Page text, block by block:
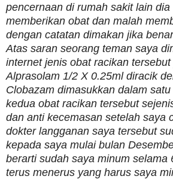
pencernaan di rumah sakit lain
memberikan obat dan malah
dengan catatan dimakan jika
Atas saran seorang teman saya
internet jenis obat racikan
Alprasolam 1/2 X 0.25ml diracik
Clobazam dimasukkan dalam
kedua obat racikan tersebut
dan anti kecemasan setelah saya
dokter langganan saya tersebut
kepada saya mulai bulan
berarti sudah saya minum selama
terus menerus yang harus saya